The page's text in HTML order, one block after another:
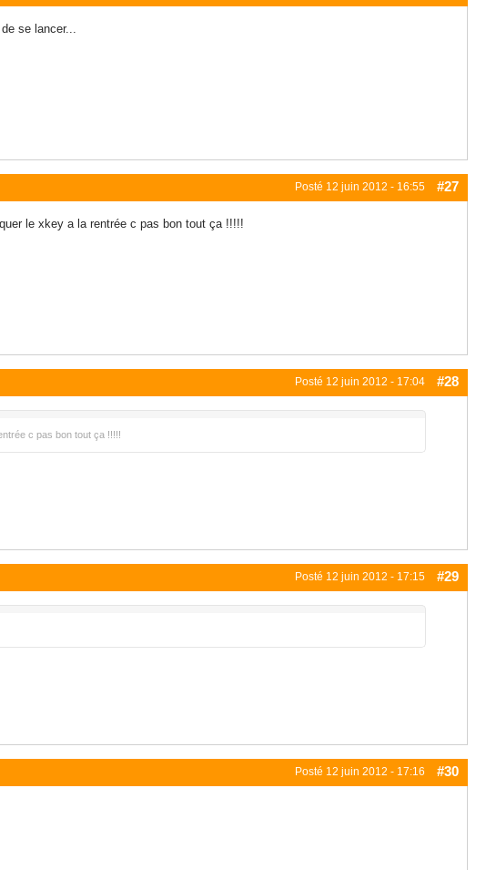
se lancer...
Posté 12 juin 2012 - 16:55 #27
le xkey a la rentrée c pas bon tout ça !!!!!
Posté 12 juin 2012 - 17:04 #28
c pas bon tout ça !!!!!
Posté 12 juin 2012 - 17:15 #29
Posté 12 juin 2012 - 17:16 #30